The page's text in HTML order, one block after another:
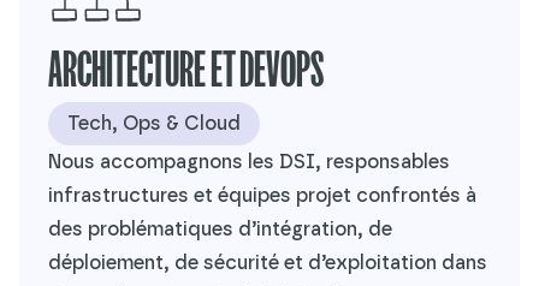
ARCHITECTURE ET DEVOPS
Tech, Ops & Cloud
Nous accompagnons les DSI, responsables
infrastructures et équipes projet confrontés à
des problématiques d’intégration, de
déploiement, de sécurité et d’exploitation dans